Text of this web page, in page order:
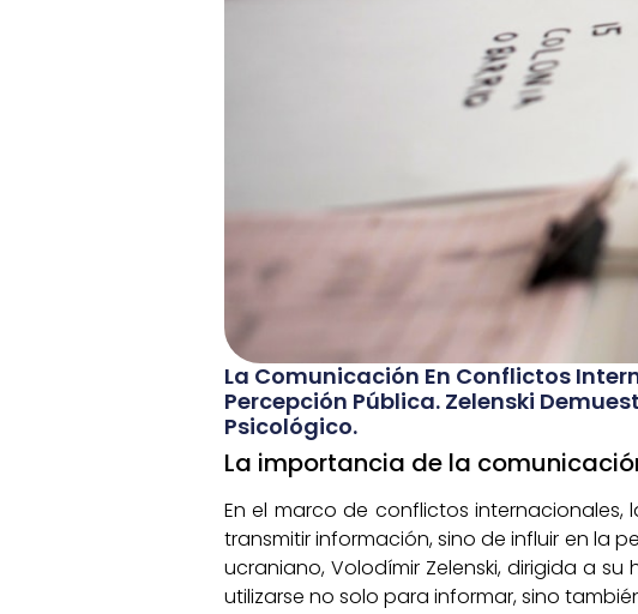
La Comunicación En Conflictos
Percepción Pública. Zelenski
Psicológico.
La importancia de la
En el marco de conflictos
transmitir información, sino de influir en la
ucraniano, Volodímir Zelenski, dirigida a
utilizarse no solo para informar, sino